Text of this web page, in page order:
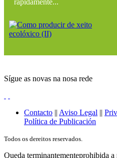
Sígue as novas na nosa rede
Contacto || Aviso Legal ||
Política de Publicación
Todos os dereitos reservados.
Queda terminantementeprohibida